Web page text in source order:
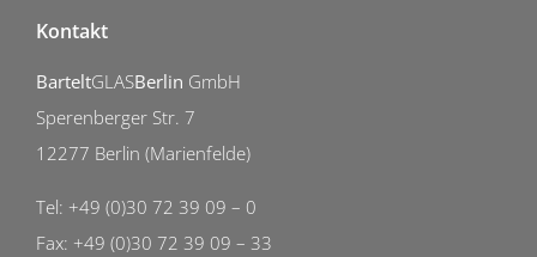
Kontakt
BarteltGLASBerlin GmbH
Sperenberger Str. 7
12277 Berlin (Marienfelde)
Tel: +49 (0)30 72 39 09 – 0
Fax: +49 (0)30 72 39 09 – 33